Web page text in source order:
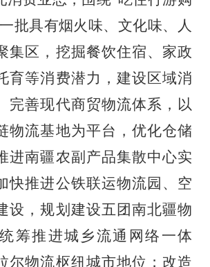
批具有烟火味、文化味、人
集区，挖掘餐饮住宿、家政
育等消费潜力， 建设区域消
完善现代商贸物流体系，以
物流基地为平台，优化仓储
进南疆农副产品集散中心实
快推进公铁联运物流园、空
设，规划建设五团南北疆物
筹推进城乡流通网络一体
尔物流枢纽城市地位；改造